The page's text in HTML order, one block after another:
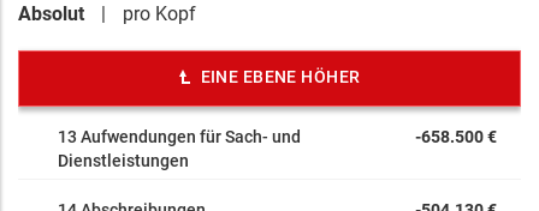
Absolut
pro Kopf
EINE EBENE HÖHER
13 Aufwendungen für Sach- und
Dienstleistungen
-658.500 €